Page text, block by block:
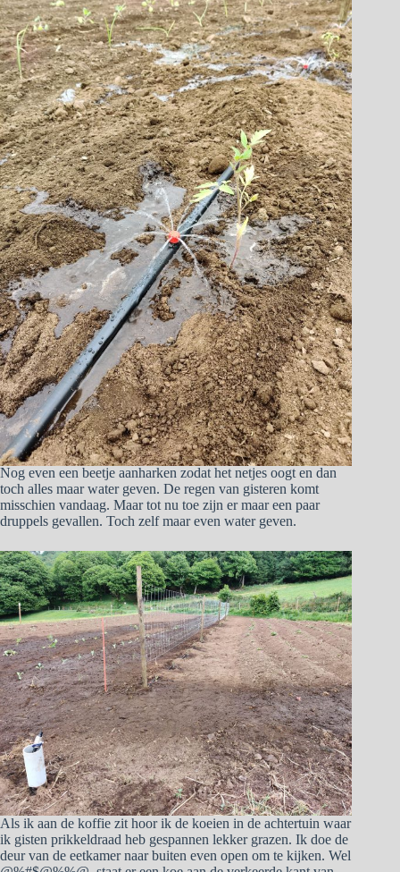
Nog even een beetje aanharken zodat het netjes oogt en dan
toch alles maar water geven. De regen van gisteren komt
misschien vandaag. Maar tot nu toe zijn er maar een paar
druppels gevallen. Toch zelf maar even water geven.
Als ik aan de koffie zit hoor ik de koeien in de achtertuin waar
ik gisten prikkeldraad heb gespannen lekker grazen. Ik doe de
deur van de eetkamer naar buiten even open om te kijken. Wel